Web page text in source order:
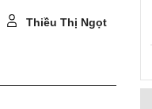
Thiều Thị Ngọt